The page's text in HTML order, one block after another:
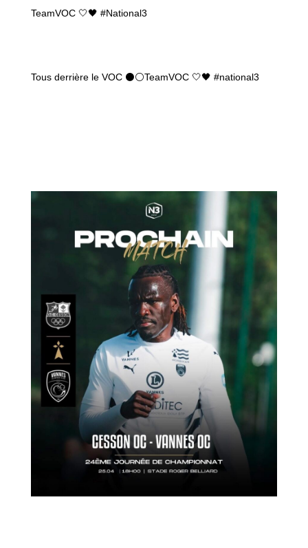
TeamVOC 🤍🖤 #National3
Tous derrière le VOC ⚫⚪TeamVOC 🤍🖤 #national3